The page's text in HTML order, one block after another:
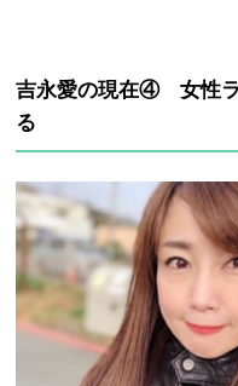
吉永愛の現在④ 女性ラ
る